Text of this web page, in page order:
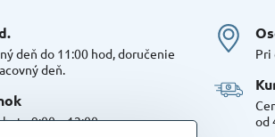
deň do 11:00 hod, doručenie
deň.
9:00 – 12:00
Pri
od